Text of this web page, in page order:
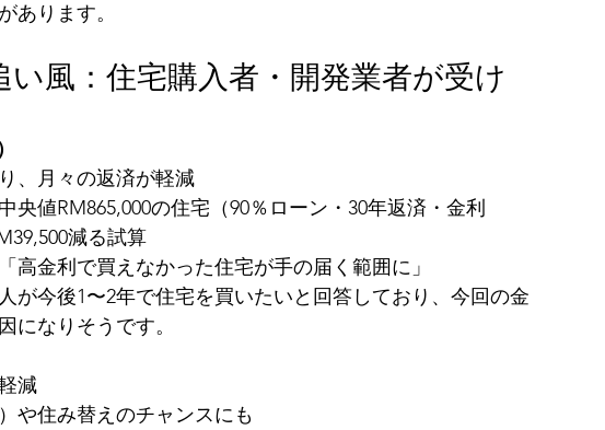
あります。
風：住宅購入者・開発業者が受け
、月々の返済が軽減
央値RM865,000の住宅（90％ローン・30年返済・金利
減る試算
高金利で買えなかった住宅が手の届く範囲に」
が今後1〜2年で住宅を買いたいと回答しており、今回の金
になりそうです。
減
や住み替えのチャンスにも